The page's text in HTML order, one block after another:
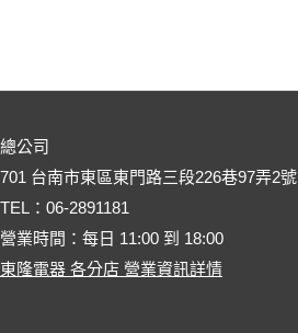
總公司
701 台南市東區東門路三段226巷97弄2號
TEL： 06-2891181
營業時間：每日 11:00 到 18:00
東隆電器 各分店 營業資訊詳情